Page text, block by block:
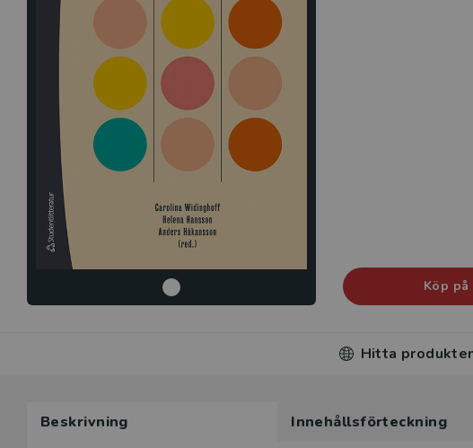
Köp på
Hitta
Beskrivning Innehållsförteckning